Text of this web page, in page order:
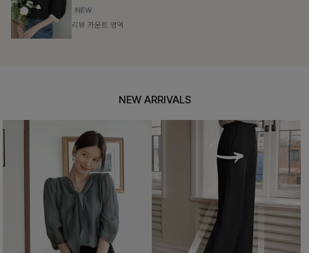
리뷰 카운트 영역
NEW ARRIVALS